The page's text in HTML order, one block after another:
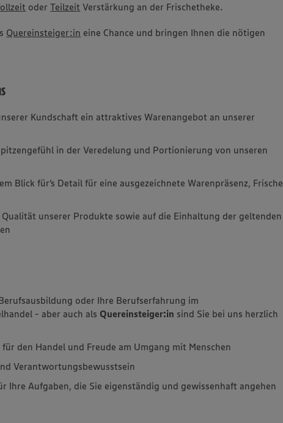
oderTeilzeit Verstärkung an der Frischetheke.
Quereinsteiger:in eine Chance und bringen Ihnen die nötigen
Kundschaft ein attraktives Warenangebot an unserer
in der Veredelung und Portionierung von unseren
Blick für‘s Detail für eine ausgezeichnete Warenpräsenz, Frische
Qualität unserer Produkte sowie auf die Einhaltung der geltenden
oder Ihre Berufserfahrung im
- aber auch als Quereinsteiger:in sind Sie bei uns herzlich
den Handel und Freude am Umgang mit Menschen
Verantwortungsbewusstsein
Ihre Aufgaben, die Sie eigenständig und gewissenhaft angehen